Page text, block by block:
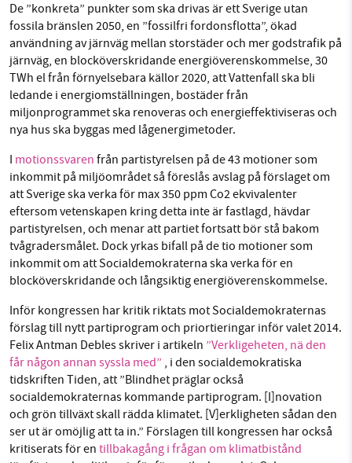
De ”konkreta” punkter som ska drivas är ett Sverige utan
fossila bränslen 2050, en ”fossilfri fordonsflotta”, ökad
användning av järnväg mellan storstäder och mer godstrafik på
järnväg, en blocköverskridande energiöverenskommelse, 30
TWh el från förnyelsebara källor 2020, att Vattenfall ska bli
ledande i energiomställningen, bostäder från
miljonprogrammet ska renoveras och energieffektiviseras och
nya hus ska byggas med lågenergimetoder.
I motionssvaren från partistyrelsen på de 43 motioner som
inkommit på miljöområdet så föreslås avslag på förslaget om
att Sverige ska verka för max 350 ppm Co2 ekvivalenter
eftersom vetenskapen kring detta inte är fastlagd, hävdar
partistyrelsen, och menar att partiet fortsatt bör stå bakom
tvågradersmålet. Dock yrkas bifall på de tio motioner som
inkommit om att Socialdemokraterna ska verka för en
blocköverskridande och långsiktig energiöverenskommelse.
Inför kongressen har kritik riktats mot Socialdemokraternas
förslag till nytt partiprogram och priortieringar inför valet 2014.
Felix Antman Debles skriver i artikeln ”Verkligeheten, nä den
får någon annan syssla med” , i den socialdemokratiska
tidskriften Tiden, att ”Blindhet präglar också
socialdemokraternas kommande partiprogram. [I]novation
och grön tillväxt skall rädda klimatet. [V]erkligheten sådan den
ser ut är omöjlig att ta in.” Förslagen till kongressen har också
kritiserats för en tillbakagång i frågan om klimatbistånd